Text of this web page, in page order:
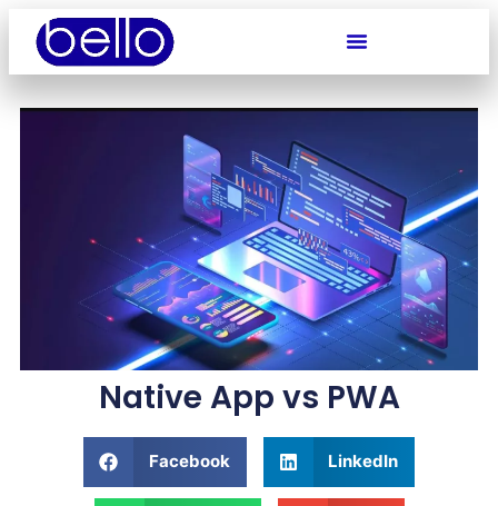
Native App vs PWA
Facebook LinkedIn